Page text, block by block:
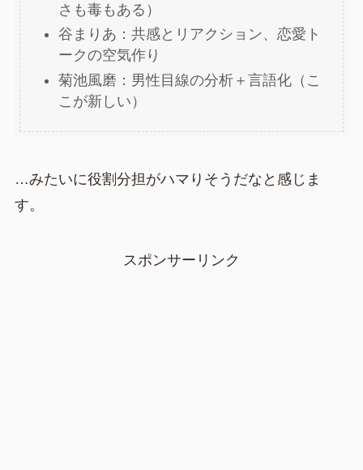
さも毒もある）
谷まりあ：共感とリアクション、恋愛ト
ークの空気作り
菊池風磨：男性目線の分析＋言語化（こ
こが新しい）
…みたいに役割分担がハマりそうだなと感じま
す。
スポンサーリンク